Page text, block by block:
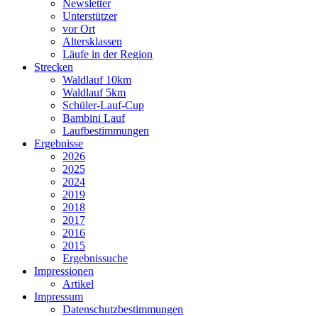
Newsletter
Unterstützer
vor Ort
Altersklassen
Läufe in der Region
Strecken
Waldlauf 10km
Waldlauf 5km
Schüler-Lauf-Cup
Bambini Lauf
Laufbestimmungen
Ergebnisse
2026
2025
2024
2019
2018
2017
2016
2015
Ergebnissuche
Impressionen
Artikel
Impressum
Datenschutzbestimmungen